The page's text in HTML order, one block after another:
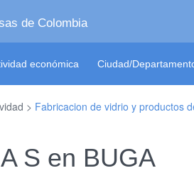
de Colombia
económica Ciudad/
> Fabricacion de vidrio y productos
S en BUGA